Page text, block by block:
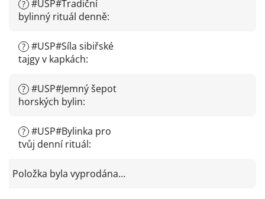
? #USP#Tradiční
bylinný rituál denně:
? #USP#Síla sibiřské
tajgy v kapkách:
? #USP#Jemný šepot
horských bylin:
? #USP#Bylinka pro
tvůj denní rituál:
Položka byla vyprodána…